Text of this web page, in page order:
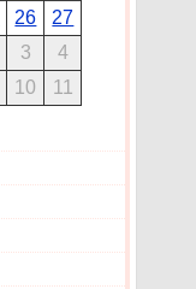
26
27
3
4
10 11